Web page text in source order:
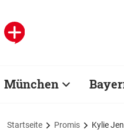
München
Startseite Promis Kylie